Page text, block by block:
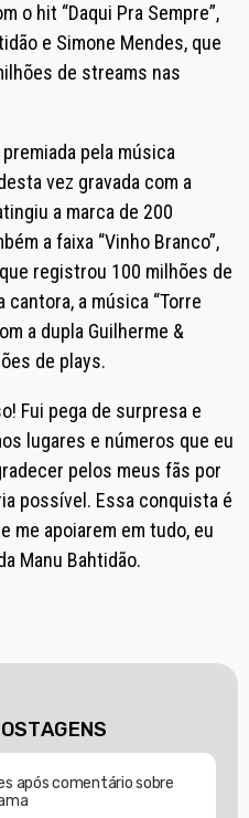
o hit “Daqui Pra Sempre”,
e Simone Mendes, que
de streams nas
pela música
vez gravada com a
a marca de 200
a faixa “Vinho Branco”,
registrou 100 milhões de
a música “Torre
a dupla Guilherme &
de plays.
Fui pega de surpresa e
lugares e números que eu
pelos meus fãs por
possível. Essa conquista é
me apoiarem em tudo, eu
Manu Bahtidão.
após comentário sobre